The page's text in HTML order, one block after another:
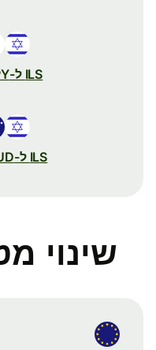
ILS ל-JPY
ILS ל-AUD
שינוי